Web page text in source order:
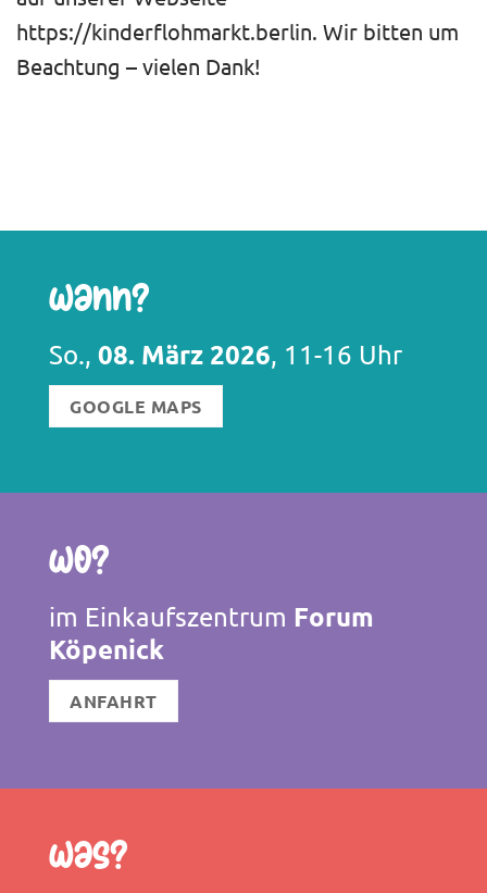
https://kinderflohmarkt.berlin. Wir bitten um
Beachtung – vielen Dank!
Wann?
So., 08. März 2026, 11-16 Uhr
GOOGLE MAPS
Wo?
im Einkaufszentrum Forum
Köpenick
ANFAHRT
Was?